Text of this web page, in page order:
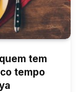
tem
tempo